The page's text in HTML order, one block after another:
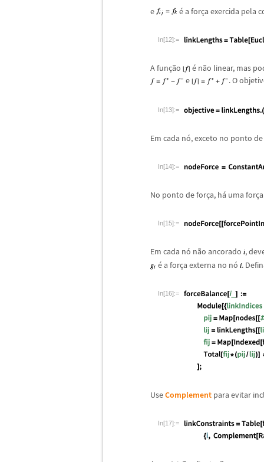
e
éa força exercida pela
In[12]:=
A função é não linear, mas
e
. O
In[13]:=
Em cada nó, exceto no ponto
In[14]:=
No ponto de força, há uma forç
In[15]:=
Em cada nó não ancorado ,
éa força externa no nó .
In[16]:=
UseComplement para evitar
In[17]:=